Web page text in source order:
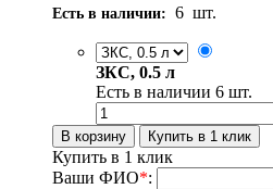
Есть в наличии: 6 шт.
ЗКС, 0.5 л
Есть в наличии 6 шт.
Купить в 1 клик
Ваши ФИО*: